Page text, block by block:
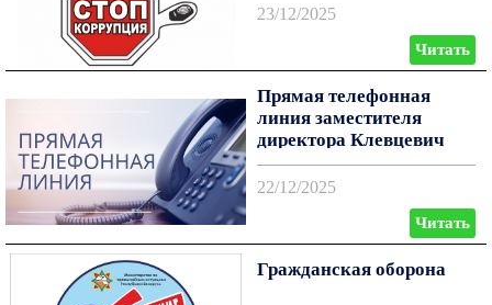
23/12/2025
Читать
Прямая телефонная
линия заместителя
директора Клевцевич
Татьяной Анатольевной
22/12/2025
Читать
Гражданская оборона